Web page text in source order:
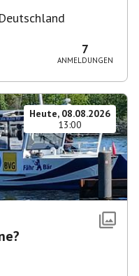
7
ANMELDUNGEN
Heute, 08.08.2026
13:00